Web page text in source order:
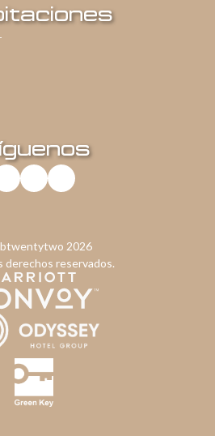
2026
derechos reservados.